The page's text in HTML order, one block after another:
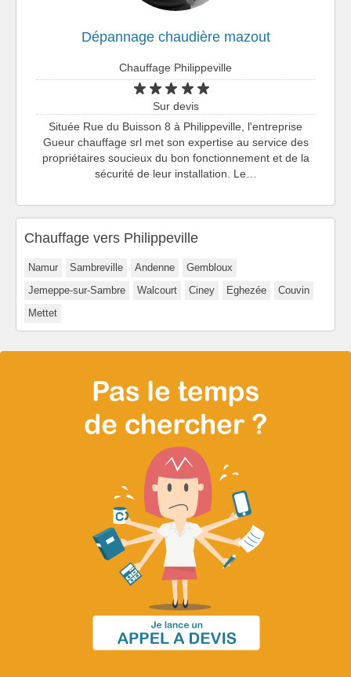
Dépannage chaudière mazout
Chauffage Philippeville
Sur devis
Située Rue du Buisson 8 à Philippeville, l'entreprise
Gueur chauffage srl met son expertise au service des
propriétaires soucieux du bon fonctionnement et de la
sécurité de leur installation. Le…
Chauffage vers Philippeville
Namur Sambreville Andenne
Gembloux
Jemeppe-sur-Sambre
Walcourt Ciney Eghezée
Couvin
Mettet